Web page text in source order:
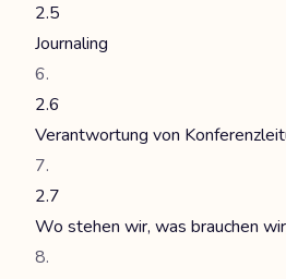
2.5
Journaling
2.6
Verantwortung von
2.7
Wo stehen wir, was brauchen